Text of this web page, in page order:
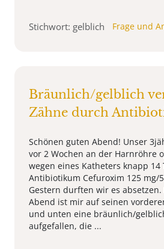
Stichwort: gelblich Frage und
Bräunlich/gelblich
Zähne durch
Schönen guten Abend! Unser
vor 2 Wochen an der Harnröhre
wegen eines Katheters knapp 14
Antibiotikum Cefuroxim 125 mg/
Gestern durften wir es
Abend ist mir auf seinen
und unten eine bräunlich/
aufgefallen, die ...